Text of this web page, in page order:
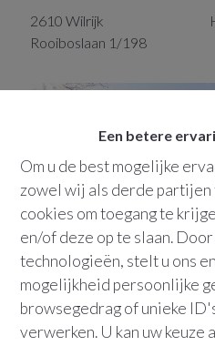
Een betere
Om u de best mogelijke
zowel wij als derde
cookies om toegang te
en/of deze op te slaan.
technologieën, stelt u ons
mogelijkheid persoonlijke
browsegedrag of unieke
verwerken. U kan uw
2610 Wilrijk
Rooiboslaan 1/198
2660 Hoboken
Schaapskooi 19